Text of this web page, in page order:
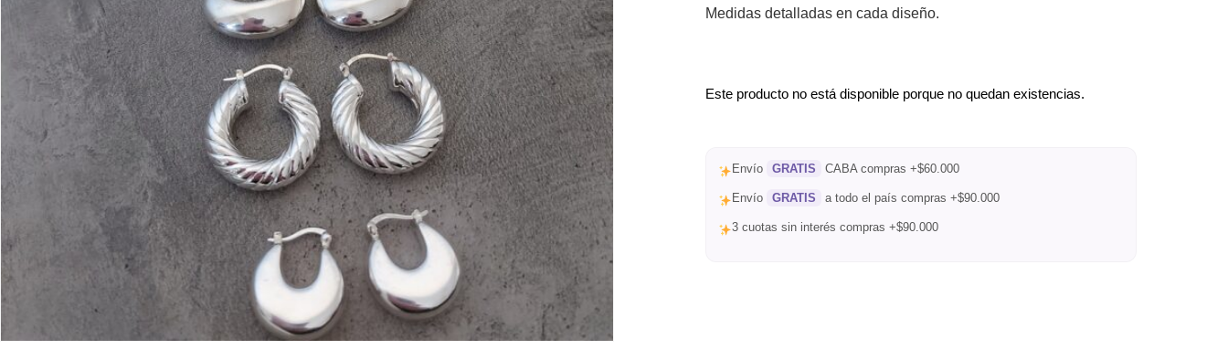
Medidas detalladas en cada diseño.
Este producto no está disponible porque no quedan existencias.
Envío GRATIS CABA compras +$60.000
Envío GRATIS a todo el país compras +$90.000
3 cuotas sin interés compras +$90.000